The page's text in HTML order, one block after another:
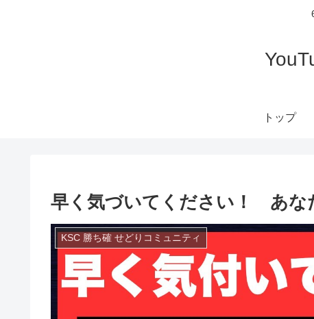
トップ
早く気づいてください！ あな
KSC 勝ち確 せどりコミュニティ